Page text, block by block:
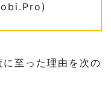
至った理由を次の